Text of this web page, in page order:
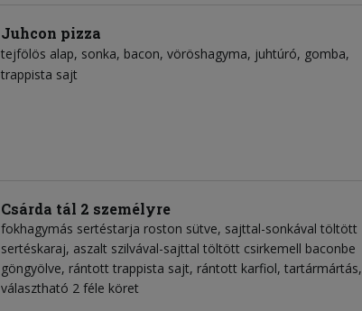
Juhcon pizza
tejfölös alap sonka bacon vöröshagyma juhtúró gomba
trappista sajt
Csárda tál 2 személyre
fokhagymás sertéstarja roston sütve, sajttal-sonkával töltött
sertéskaraj, aszalt szilvával-sajttal töltött csirkemell baconbe
göngyölve, rántott trappista sajt, rántott karfiol, tartármártás,
választható 2 féle köret